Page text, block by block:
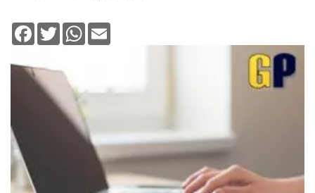
Facebook
TwitterWhatsApp